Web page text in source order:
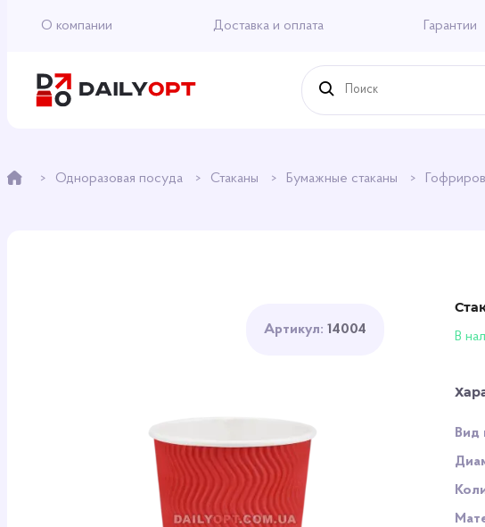
О компании Доставка и оплата Гарантии
Одноразовая посуда Стаканы Бумажные стаканы
Артикул:14004 В
Вид